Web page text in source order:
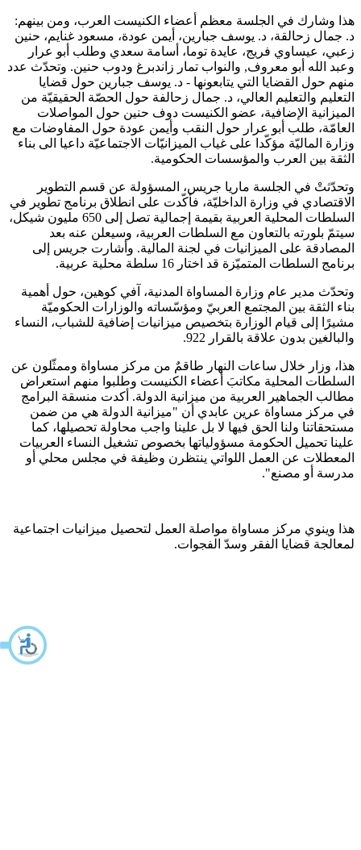
هذا وشارك في الجلسة معظم أعضاء الكنيست العرب، ومن بينهم:
د. جمال زحالقة، د. يوسف جبارين، أيمن عودة، مسعود غنايم، حنين
زعبي، عيساوي فريج، عايدة توما، أسامة سعدي وطلب أبو عرار
وعبد الله أبو معروف, والنواب تمار زاندبرغ ودوب حنين. وتحدّث عدد
منهم حول القضايا التي يتابعونها - د. يوسف جبارين حول قضايا
التعليم والتعليم العالي، د. جمال زحالفة حول الحصّة الحقيقيّة من
الميزانية الإضافية، عضو الكنيست دوف حنين حول المواصلات
العامّة، طلب أبو عرار حول النقب وأيمن عودة حول المفاوضات مع
وزارة الماليّة مؤكّدا على غياب الميزانيّات الاجتماعيّة داعيا الى بناء
الثقة بين العرب والمؤسسات الحكومية.
وتحدّثتْ في الجلسة ماريا جريس، المسؤولة عن قسم التطوير
الاقتصادي في وزارة الداخليّة، فأكّدت على انطلاق برنامج تطوير في
السلطات المحلية العربية بقيمة إجمالية تصل إلى 650 مليون شيكل،
سيتمّ بلورته بالتعاون مع السلطات العربية، وسيعلن عنه بعد
المصادقة على الميزانيات في لجنة المالية. وأشارت جريس إلى
برنامج السلطات المتميّزة قد اختار 16 سلطة محلية عربية.
وتحدّث مدير عام وزارة المساواة المدنية، آفي كوهين، حول أهمية
بناء الثقة بين المجتمع العربيّ ومؤسّساته والوزارات الحكوميّة
مشيرًا إلى قيام الوزارة بتخصيص ميزانيات إضافية للشباب، النساء
والبالغين بدون علاقة بالقرار 922.
هذا، وزار خلال ساعات النهار طاقمٌ من مركز مساواة وممثّلون عن
السلطات المحلية مكاتبَ أعضاء الكنيست وطلبوا منهم استعراض
مطالب الجماهير العربية من ميزانية الدولة. أكدت منسقة البرامج
في مركز مساواة عرين عابدي أن "ميزانية الدولة هي من ضمن
مستحقاتنا ولنا الحق فيها لا بل علينا واجب محاولة تحصيلها، كما
علينا تحميل الحكومة مسؤولياتها بخصوص تشغيل النساء العربيات
المعطلات عن العمل اللواتي ينتظرن وظيفة في مجلس محلي أو
مدرسة أو مصنع".
هذا وينوي مركز مساواة مواصلة العمل لتحصيل ميزانيات اجتماعية
لمعالجة قضايا الفقر وسدّ الفجوات.